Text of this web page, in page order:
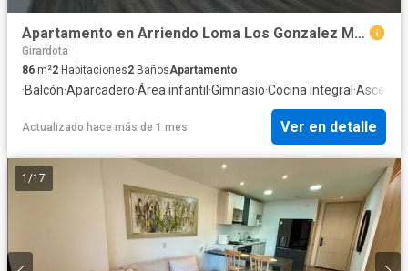
Apartamento en Arriendo Loma Los Gonzalez Medellin
Girardota
86 m²2 Habitaciones2 BañosApartamento
·Balcón·Aparcadero·Área infantil ·Gimnasio·Cocina integral ·
Actualizado hace más de 1 mes Ver en detalle
1 /17